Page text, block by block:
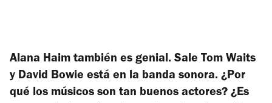
Alana Haim también es genial. Sale Tom Waits
y David Bowie está en la banda sonora. ¿Por
qué los músicos son tan buenos actores? ¿Es